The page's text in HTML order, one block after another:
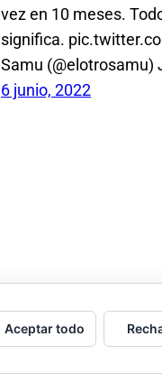
vez en 10 meses.
significa.
Samu (@elotrosamu)
6 junio, 2022
Aceptar todo